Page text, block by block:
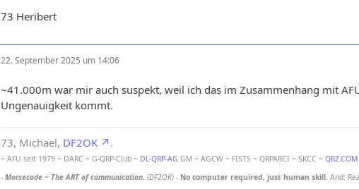
73 Heribert
22. September 2025 um 14:06
~41.000m war mir auch suspekt, weil ich das im Zusammenhang mit
Ungenauigkeit kommt.
73, Michael, DF2OK .
~ AFU seit 1975 ~ DARC ~ G-QRP-Club ~ DL-QRP-AG GM ~ AGCW ~ FISTS ~ QRPARCI ~ SKCC ~QRZ.COM
- Morsecode ~ The ART of communication.(DF2OK) - No computer required, just human skill. And: